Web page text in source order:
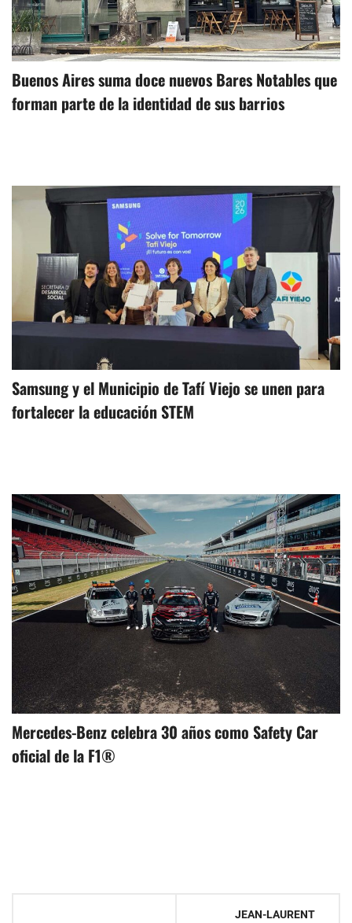
Buenos Aires suma doce nuevos Bares Notables que
forman parte de la identidad de sus barrios
Samsung y el Municipio de Tafí Viejo se unen para
fortalecer la educación STEM
Mercedes-Benz celebra 30 años como Safety Car
oficial de la F1®
JEAN-LAURENT